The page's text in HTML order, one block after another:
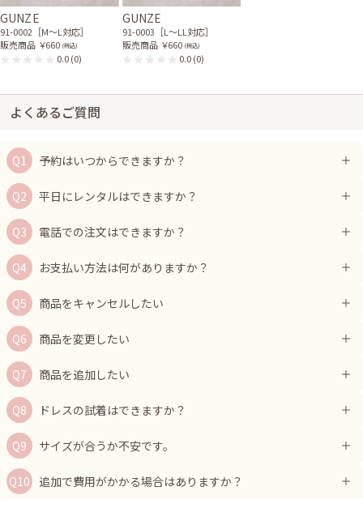
GUNZE
91-0002［M〜L対応］
販売商品 ￥660 (税込)
0.0(0)
GUNZE
91-0003［L〜LL対応］
販売商品 ￥660 (税込)
0.0(0)
よくあるご質問
予約はいつからできますか？
平日にレンタルはできますか？
電話での注文はできますか？
お支払い方法は何がありますか？
商品をキャンセルしたい
商品を変更したい
商品を追加したい
ドレスの試着はできますか？
サイズが合うか不安です。
追加で費用がかかる場合はありますか？